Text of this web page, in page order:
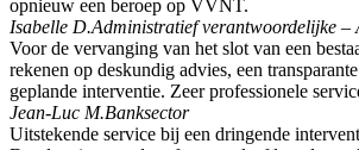
opnieuw een beroep op VVNT.
Isabelle D.Administratief verantwoordelijke –
Voor de vervanging van het slot van een
rekenen op deskundig advies, een
geplande interventie. Zeer professionele
Jean-Luc M.Banksector
Uitstekende service bij een dringende